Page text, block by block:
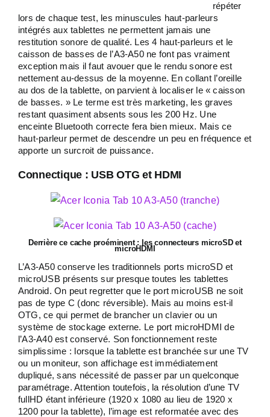
répéter
lors de chaque test, les minuscules haut-parleurs
intégrés aux tablettes ne permettent jamais une
restitution sonore de qualité. Les 4 haut-parleurs et le
caisson de basses de l’A3-A50 ne font pas vraiment
exception mais il faut avouer que le rendu sonore est
nettement au-dessus de la moyenne. En collant l’oreille
au dos de la tablette, on parvient à localiser le « caisson
de basses. » Le terme est très marketing, les graves
restant quasiment absents sous les 200 Hz. Une
enceinte Bluetooth correcte fera bien mieux. Mais ce
haut-parleur permet de descendre un peu en fréquence et
apporte un surcroit de puissance.
Connectique : USB OTG et HDMI
Derrière ce cache proéminent : les connecteurs microSD et
microHDMI
L’A3-A50 conserve les traditionnels ports microSD et
microUSB présents sur presque toutes les tablettes
Android. On peut regretter que le port microUSB ne soit
pas de type C (donc réversible). Mais au moins est-il
OTG, ce qui permet de brancher un clavier ou un
système de stockage externe. Le port microHDMI de
l’A3-A40 est conservé. Son fonctionnement reste
simplissime : lorsque la tablette est branchée sur une TV
ou un moniteur, son affichage est immédiatement
dupliqué, sans nécessité de passer par un quelconque
paramétrage. Attention toutefois, la résolution d’une TV
fullHD étant inférieure (1920 x 1080 au lieu de 1920 x
1200 pour la tablette), l’image est reformatée avec des